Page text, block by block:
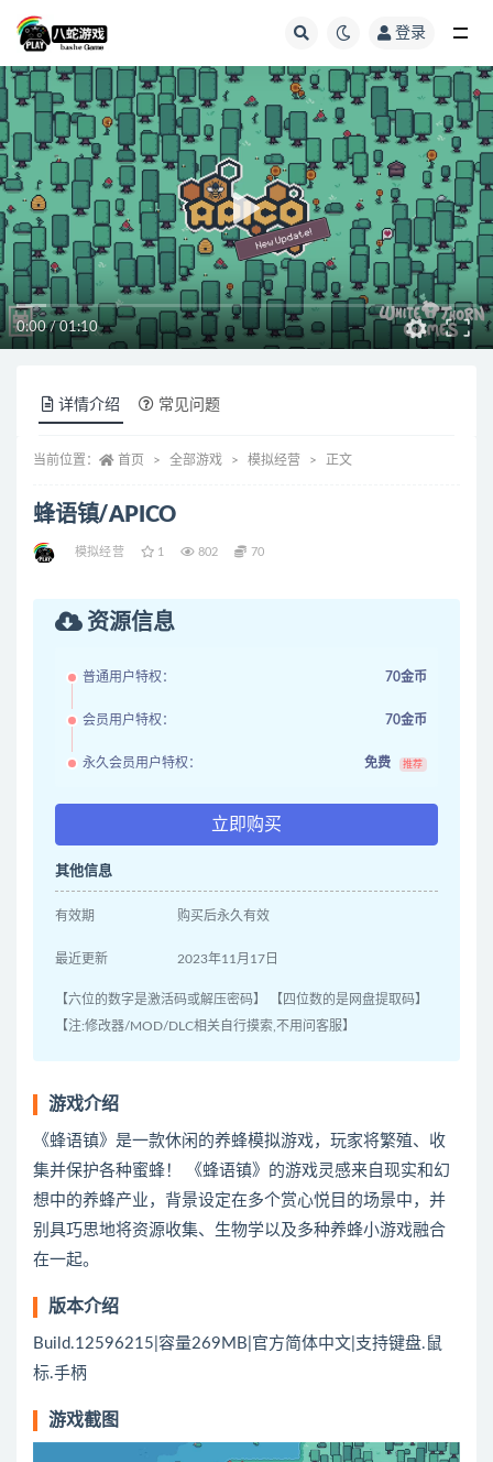
登录
0:00/ 01:10
详情介绍 常见问题
当前位置： 首页 全部游戏 模拟经营 正文
蜂语镇/APICO
模拟经营 1 802 70
资源信息
普通用户特权： 70金币
会员用户特权： 70金币
永久会员用户特权： 免费 推荐
立即购买
其他信息
有效期 购买后永久有效
最近更新 2023年11月17日
【六位的数字是激活码或解压密码】 【四位数的是网盘提取码】
【注:修改器/MOD/DLC相关自行摸索,不用问客服】
游戏介绍
《蜂语镇》是一款休闲的养蜂模拟游戏，玩家将繁殖、收
集并保护各种蜜蜂！ 《蜂语镇》的游戏灵感来自现实和幻
想中的养蜂产业，背景设定在多个赏心悦目的场景中，并
别具巧思地将资源收集、生物学以及多种养蜂小游戏融合
在一起。
版本介绍
Build.12596215|容量269MB|官方简体中文|支持键盘.鼠
标.手柄
游戏截图